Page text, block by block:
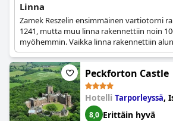
Linna
Zamek Reszelin ensimmäinen vartiotorni
1241, mutta muu linna rakennettiin noin
myöhemmin. Vaikka linna rakennettiin
linnoitettuna sotilaallisiin tarkoituksiin,
oli muuttunut metsästysasunnoksi. 1800-
linna tuhoutui tulipalossa, ja kun se
suurin osa sen keskiaikaisista elementeistä
varrella tehtyjen kunnostustöiden jälkeen
2001 hotellina, jossa on ravintola,
Peckforton Castle
Hotelli Tarporleyssä,
8,0 Erittäin hyvä